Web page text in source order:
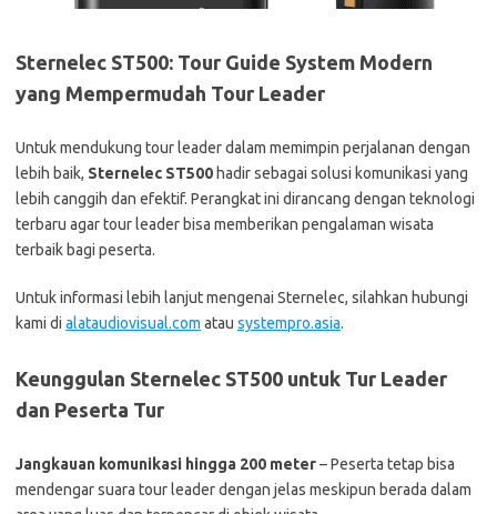
Sternelec ST500: Tour Guide System Modern
yang Mempermudah Tour Leader
Untuk mendukung tour leader dalam memimpin perjalanan dengan
lebih baik, Sternelec ST500 hadir sebagai solusi komunikasi yang
lebih canggih dan efektif. Perangkat ini dirancang dengan teknologi
terbaru agar tour leader bisa memberikan pengalaman wisata
terbaik bagi peserta.
Untuk informasi lebih lanjut mengenai Sternelec, silahkan hubungi
kami di alataudiovisual.com atau systempro.asia.
Keunggulan Sternelec ST500 untuk Tur Leader
dan Peserta Tur
Jangkauan komunikasi hingga 200 meter– Peserta tetap bisa
mendengar suara tour leader dengan jelas meskipun berada dalam